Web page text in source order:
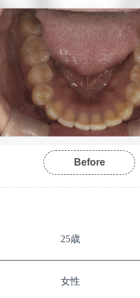
Before
25歳
女性